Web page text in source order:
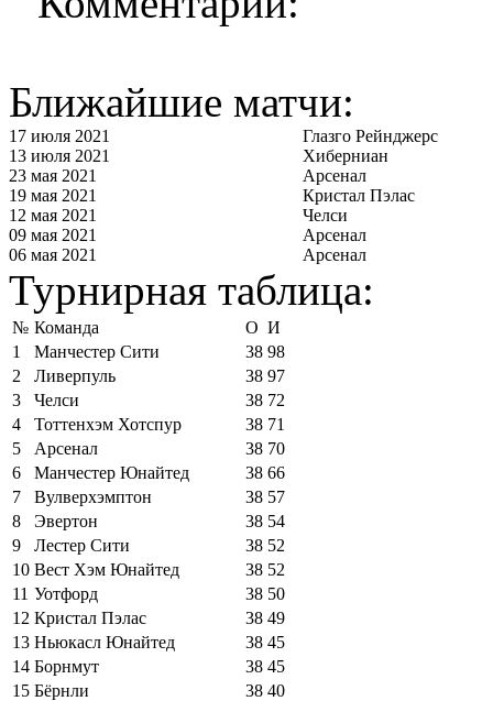
Ближайшие матчи:
17 июля 2021
Глазго Рейнджерс
13 июля 2021
Хиберниан
23 мая 2021
Арсенал
19 мая 2021
Кристал Пэлас
12 мая 2021
Челси
09 мая 2021
Арсенал
06 мая 2021
Арсенал
Турнирная таблица:
№ Команда О И
1
Манчестер Сити 38 98
2
Ливерпуль 38 97
3
Челси 38 72
4
Тоттенхэм Хотспур 38 71
5
Арсенал 38 70
6
Манчестер Юнайтед 38 66
7
Вулверхэмптон 38 57
8
Эвертон 38 54
9
Лестер Сити 38 52
10 Вест Хэм Юнайтед 38 52
11 Уотфорд 38 50
12 Кристал Пэлас 38 49
13 Ньюкасл Юнайтед 38 45
14 Борнмут 38 45
15 Бёрнли 38 40